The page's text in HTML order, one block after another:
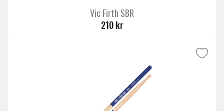
Vic Firth SBR
210 kr